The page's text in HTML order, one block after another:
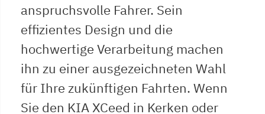
anspruchsvolle Fahrer. Sein
effizientes Design und die
hochwertige Verarbeitung machen
ihn zu einer ausgezeichneten Wahl
für Ihre zukünftigen Fahrten. Wenn
Sie den KIA XCeed in Kerken oder